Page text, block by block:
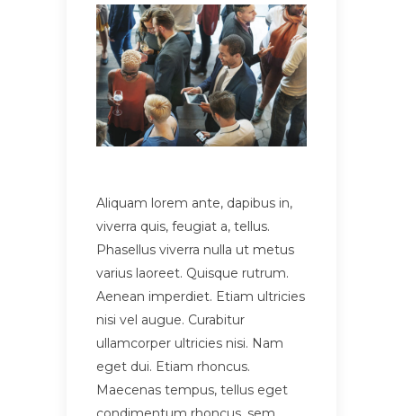
Aliquam lorem ante, dapibus in,
viverra quis, feugiat a, tellus.
Phasellus viverra nulla ut metus
varius laoreet. Quisque rutrum.
Aenean imperdiet. Etiam ultricies
nisi vel augue. Curabitur
ullamcorper ultricies nisi. Nam
eget dui. Etiam rhoncus.
Maecenas tempus, tellus eget